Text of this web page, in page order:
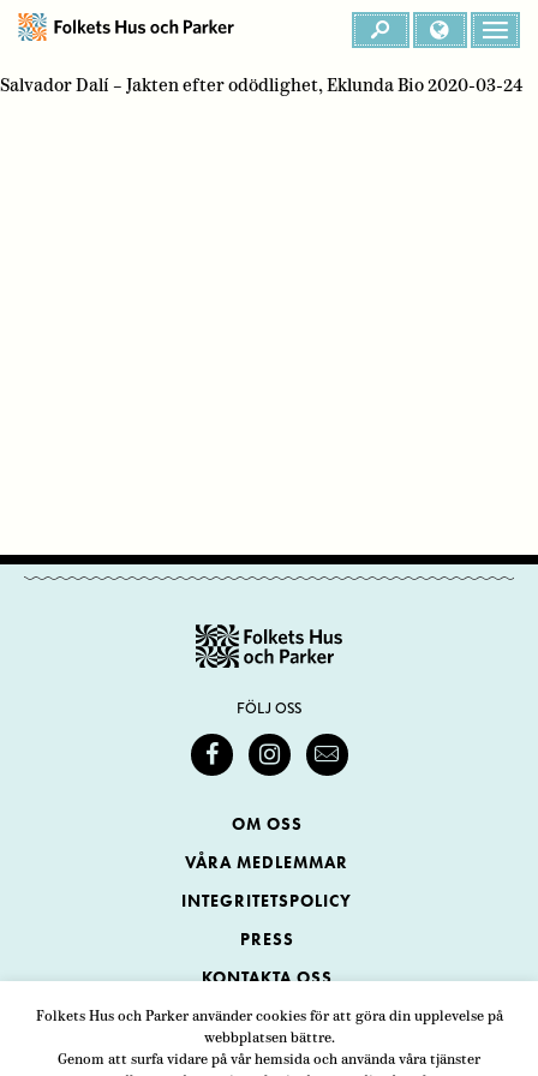
Folkets Hus och Parker använder cookies för att göra din upplevelse på
webbplatsen bättre.
Genom att surfa vidare på vår hemsida och använda våra tjänster
Salvador Dalí – Jakten efter odödlighet, Eklunda Bio 2020-03-24
FÖLJ OSS
OM OSS
VÅRA MEDLEMMAR
INTEGRITETSPOLICY
PRESS
KONTAKTA OSS
Folkets Hus och Parker